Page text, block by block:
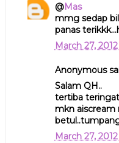
@Mas
mmg sedap
panas
March 27,
Anonymous
Salam QH..
tertiba
mkn aiscream
March 27,